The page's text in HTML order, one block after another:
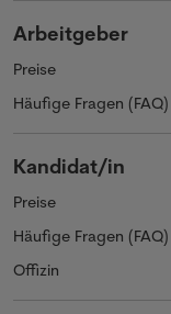
Arbeitgeber
Preise
Häufige Fragen (FAQ)
Kandidat/in
Preise
Häufige Fragen (FAQ)
Offizin